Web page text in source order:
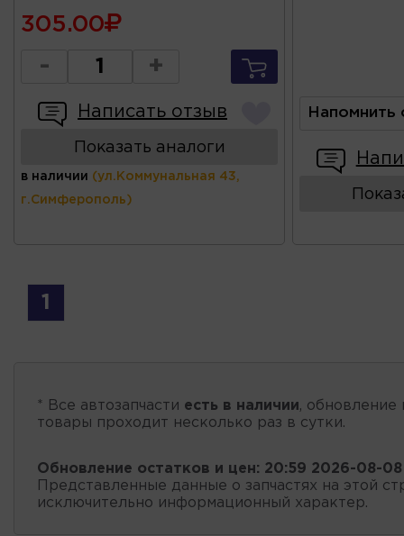
305.00
- +
Написать отзыв
Показать аналоги
в наличии (ул.Коммунальная 43,
г.Симферополь)
Напомнить
1
* Все автозапчасти есть в наличии, обновление
товары проходит несколько раз в сутки.
Обновление остатков и цен: 20:59 2026-08-08
Представленные данные о запчастях на этой
исключительно информационный характер.